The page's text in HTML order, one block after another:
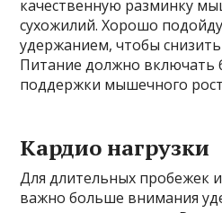
качественную разминку
сухожилий. Хорошо
удержанием, чтобы
Питание должно включать
поддержки мышечного
Кардио нагрузки
Для длительных пробежек
важно больше внимания